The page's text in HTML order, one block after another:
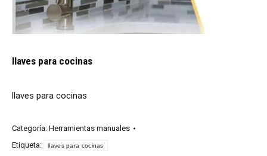
llaves para cocinas
llaves para cocinas
Categoría: Herramientas manuales
Etiqueta:
llaves para cocinas